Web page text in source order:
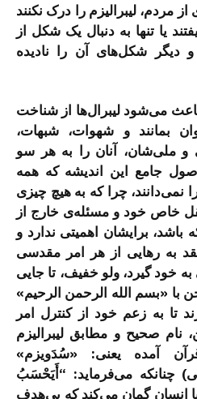
مردم، لیبرالیزم را درک نکنند
یا تنها به دنبال یک شکل از
و دیگر شکل‌های آن را نادیده
می‌شود لیبرال‌ها از شناخت
بمانند و شهوات، شبهات،
ملی‌شان، آنان را به هر سو
جامع این اندیشه که همه
چرا که به هیچ چیزی
خاص خود و مسئله‌ی خارج از
برایشان اهمیتی ندارد و
به رهایی از هر امر مقدسی
خود گیرد، ولو خفیف، تا جایی
با «بسم الله الرحمن الرحیم»
تا به زعم خود از کنترل امر
نام صحیح و مطابق لیبرالیزم
آمده یعنی: «سُدَویزم»
چنانکه می‌فرماید: “أَيَحْسَبُ
انسان گمان می‌کند که بی‌هدف